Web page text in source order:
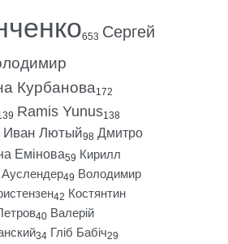
653 Сергей
Курбанова172
Ramis Yunus138
Иван Лютый98 Дмитро
Емінова59 Кирилл
49 Володимир
42 Костянтин
40 Валерій
34 Гліб Бабіч29